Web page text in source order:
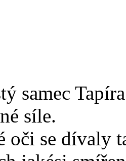
samec
síle.
oči se dívaly